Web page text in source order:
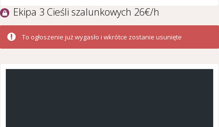
Ekipa 3 Cieśli szalunkowych 26€/h
To ogłoszenie już wygasło i wkrótce zostanie usunięte